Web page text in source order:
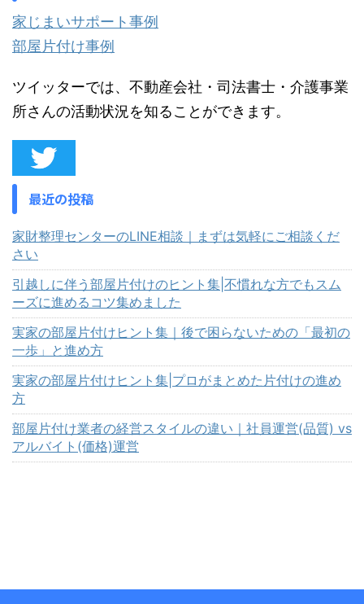
家じまいサポート事例
部屋片付け事例
ツイッターでは、不動産会社・司法書士・介護事業
所さんの活動状況を知ることができます。
最近の投稿
家財整理センターのLINE相談｜まずは気軽にご相談くだ
さい
引越しに伴う部屋片付けのヒント集|不慣れな方でもスム
ーズに進めるコツ集めました
実家の部屋片付けヒント集｜後で困らないための「最初の
一歩」と進め方
実家の部屋片付けヒント集|プロがまとめた片付けの進め
方
部屋片付け業者の経営スタイルの違い｜社員運営(品質) vs
アルバイト(価格)運営